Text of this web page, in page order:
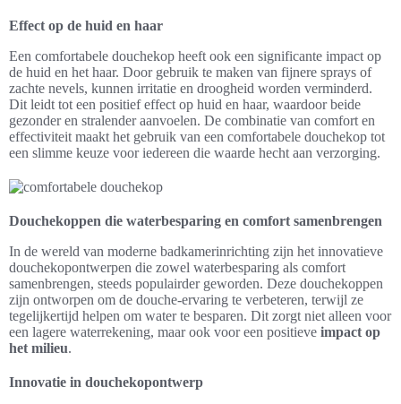
Effect op de huid en haar
Een comfortabele douchekop heeft ook een significante impact op
de huid en het haar. Door gebruik te maken van fijnere sprays of
zachte nevels, kunnen irritatie en droogheid worden verminderd.
Dit leidt tot een positief effect op huid en haar, waardoor beide
gezonder en stralender aanvoelen. De combinatie van comfort en
effectiviteit maakt het gebruik van een comfortabele douchekop tot
een slimme keuze voor iedereen die waarde hecht aan verzorging.
Douchekoppen die waterbesparing en comfort samenbrengen
In de wereld van moderne badkamerinrichting zijn het innovatieve
douchekopontwerpen die zowel waterbesparing als comfort
samenbrengen, steeds populairder geworden. Deze douchekoppen
zijn ontworpen om de douche-ervaring te verbeteren, terwijl ze
tegelijkertijd helpen om water te besparen. Dit zorgt niet alleen voor
een lagere waterrekening, maar ook voor een positieve impact op
het milieu.
Innovatie in douchekopontwerp